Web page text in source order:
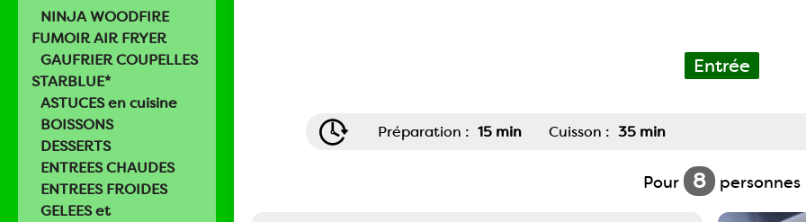
NINJA WOODFIRE
FUMOIR AIR FRYER
GAUFRIER COUPELLES
STARBLUE*
ASTUCES en cuisine
BOISSONS
DESSERTS
ENTREES CHAUDES
ENTREES FROIDES
GELEES et
Entrée
Préparation : 15 min Cuisson : 35 min
Pour 8 personnes